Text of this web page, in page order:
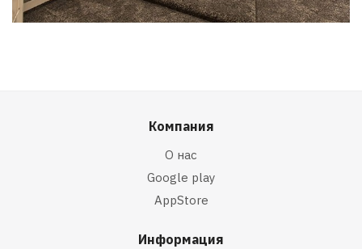
Компания
О нас
Google play
AppStore
Информация